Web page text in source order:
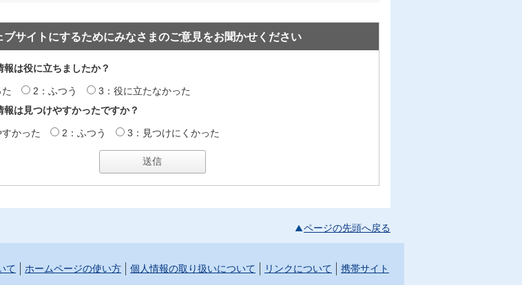
ブサイトにするためにみなさまのご意見をお聞かせください
報は役に立ちましたか？
2：ふつう
3：役に立たなかった
報は見つけやすかったですか？
かった 2：ふつう 3：見つけにくかった
ページの先頭へ戻る
て ホームページの使い方 個人情報の取り扱いについて リンクについて 携帯サイト